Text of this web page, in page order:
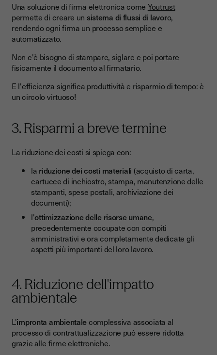
Una soluzione di firma elettronica come Youtrust
permette di creare un sistema di flussi di lavoro,
rendendo ogni firma un processo semplice e
automatizzato.
Non c'è bisogno di stampare, siglare e poi portare
fisicamente il documento al firmatario.
E l'efficienza significa produttività e risparmio di tempo: è
un circolo virtuoso!
3. Risparmi a breve termine
La riduzione dei costi si spiega con:
la riduzione dei costi materiali (acquisto di carta,
cartucce di inchiostro, stampa, manutenzione delle
stampanti, spese postali, archiviazione dei
documenti);
l'ottimizzazione delle risorse umane,
precedentemente occupate con compiti
amministrativi e ora completamente dedicate gli
aspetti più importanti del loro lavoro.
4. Riduzione dell'impatto
ambientale
L'impronta ambientalecomplessiva associata al
processo di contrattualizzazione può essere ridotta
grazie alle firme elettroniche.